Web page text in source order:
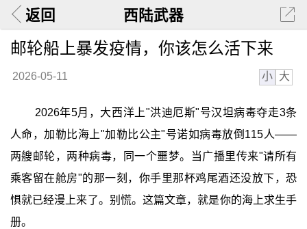
返回 西陆武器
邮轮船上暴发疫情，你该怎么活下来
2026-05-11 小 大
2026年5月，大西洋上"洪迪厄斯"号汉坦病毒夺走3条
人命，加勒比海上"加勒比公主"号诺如病毒放倒115人——
两艘邮轮，两种病毒，同一个噩梦。当广播里传来"请所有
乘客留在舱房"的那一刻，你手里那杯鸡尾酒还没放下，恐
惧就已经漫上来了。别慌。这篇文章，就是你的海上求生手
册。